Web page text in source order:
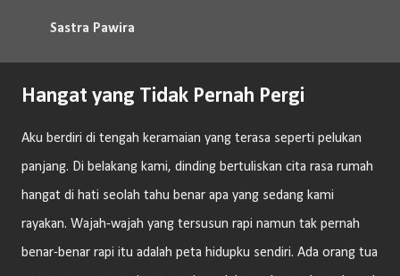
Langsung ke konten utama
Sastra Pawira
Hangat yang Tidak Pernah Pergi
Aku berdiri di tengah keramaian yang terasa seperti pelukan
panjang. Di belakang kami, dinding bertuliskan cita rasa rumah
hangat di hati seolah tahu benar apa yang sedang kami
rayakan. Wajah-wajah yang tersusun rapi namun tak pernah
benar-benar rapi itu adalah peta hidupku sendiri. Ada orang tua